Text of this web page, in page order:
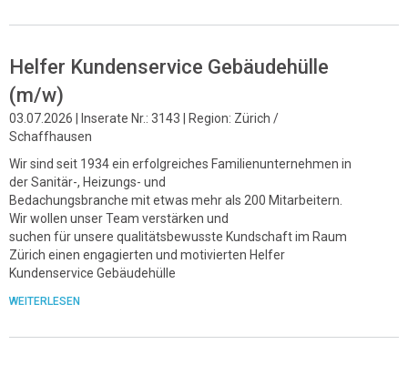
Helfer Kundenservice Gebäudehülle
(m/w)
03.07.2026 | Inserate Nr.: 3143 | Region: Zürich /
Schaffhausen
Wir sind seit 1934 ein erfolgreiches Familienunternehmen in
der Sanitär-, Heizungs- und
Bedachungsbranche mit etwas mehr als 200 Mitarbeitern.
Wir wollen unser Team verstärken und
suchen für unsere qualitätsbewusste Kundschaft im Raum
Zürich einen engagierten und motivierten Helfer
Kundenservice Gebäudehülle
WEITERLESEN